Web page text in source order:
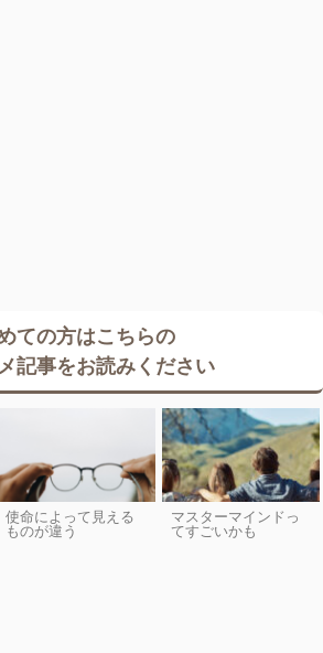
ての方はこちらの
記事をお読みください
使命によって見える
ものが違う
マスターマインドっ
てすごいかも